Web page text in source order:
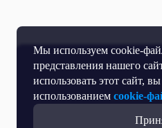
Мы используем cookie-
представления нашего
использовать этот сайт,
использованием cookie-